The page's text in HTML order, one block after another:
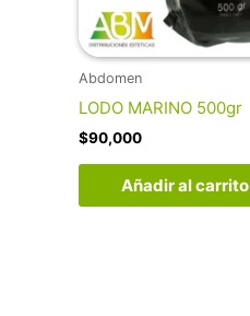
Abdomen
LODO MARINO 500gr
$90,000
Añadir al carrito